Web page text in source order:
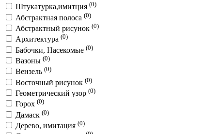
Штукатурка,имитция (0)
Абстрактная полоса (0)
Абстрактный рисунок (0)
Архитектура (0)
Бабочки, Насекомые (0)
Вазоны (0)
Вензель (0)
Восточный рисунок (0)
Геометрический узор (0)
Горох (0)
Дамаск (0)
Дерево, имитация (0)